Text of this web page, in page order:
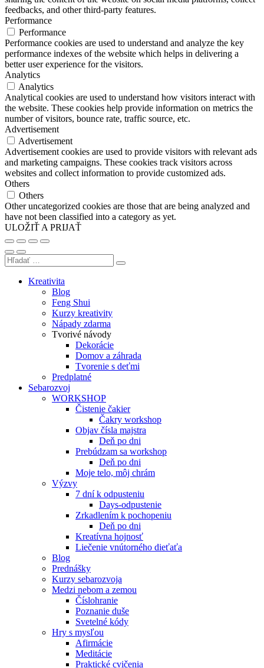
feedbacks, and other third-party features.
Performance
Performance
Performance cookies are used to understand and analyze the key
performance indexes of the website which helps in delivering a
better user experience for the visitors.
Analytics
Analytics
Analytical cookies are used to understand how visitors interact with
the website. These cookies help provide information on metrics the
number of visitors, bounce rate, traffic source, etc.
Advertisement
Advertisement
Advertisement cookies are used to provide visitors with relevant ads
and marketing campaigns. These cookies track visitors across
websites and collect information to provide customized ads.
Others
Others
Other uncategorized cookies are those that are being analyzed and
have not been classified into a category as yet.
ULOŽIŤ A PRIJAŤ
Kreativita
Blog
Feng Shui
Kurzy kreativity
Nápady zdarma
Tvorivé návody
Dekorácie
Domov a záhrada
Tvorenie s deťmi
Predplatné
Sebarozvoj
WORKSHOP
Čistenie čakier
Čakry workshop
Objav čísla majstra
Deň po dni
Prebúdzam sa workshop
Deň po dni
Moje telo, môj chrám
Výzvy
7 dní k odpusteniu
Days-odpustenie
Zrkadlením k pochopeniu
Deň po dni
Kreatívna hojnosť
Liečenie vnútorného dieťaťa
Blog
Prednášky
Kurzy sebarozvoja
Medzi nebom a zemou
Číslohranie
Poznanie duše
Svetelné kódy
Hry s mysľou
Afirmácie
Meditácie
Praktické cvičenia